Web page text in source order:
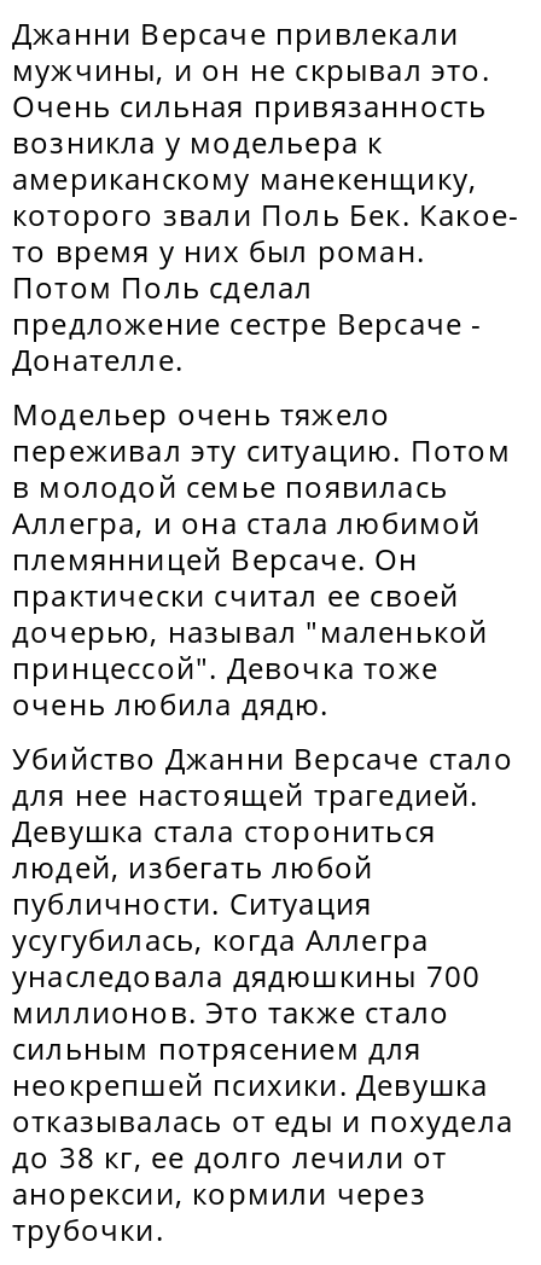
Джанни Версаче привлекали
мужчины, и он не скрывал это.
Очень сильная привязанность
возникла у модельера к
американскому манекенщику,
которого звали Поль Бек. Какое-
то время у них был роман.
Потом Поль сделал
предложение сестре Версаче -
Донателле.
Модельер очень тяжело
переживал эту ситуацию. Потом
в молодой семье появилась
Аллегра, и она стала любимой
племянницей Версаче. Он
практически считал ее своей
дочерью, называл "маленькой
принцессой". Девочка тоже
очень любила дядю.
Убийство Джанни Версаче стало
для нее настоящей трагедией.
Девушка стала сторониться
людей, избегать любой
публичности. Ситуация
усугубилась, когда Аллегра
унаследовала дядюшкины 700
миллионов. Это также стало
сильным потрясением для
неокрепшей психики. Девушка
отказывалась от еды и похудела
до 38 кг, ее долго лечили от
анорексии, кормили через
трубочки.